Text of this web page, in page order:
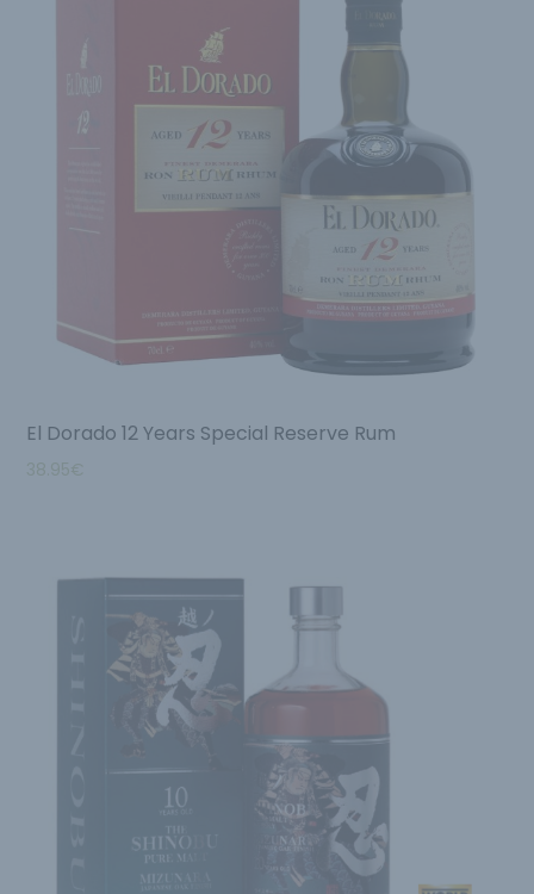
El Dorado 12 Years Special Reserve Rum
38.95€